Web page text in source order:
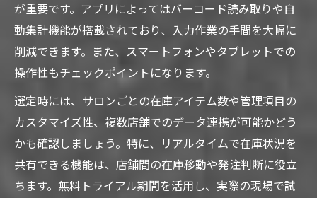
が重要です。アプリによってはバーコード読み取りや自
動集計機能が搭載されており、入力作業の手間を大幅に
削減できます。また、スマートフォンやタブレットでの
操作性もチェックポイントになります。
選定時には、サロンごとの在庫アイテム数や管理項目の
カスタマイズ性、複数店舗でのデータ連携が可能かどう
かも確認しましょう。特に、リアルタイムで在庫状況を
共有できる機能は、店舗間の在庫移動や発注判断に役立
ちます。無料トライアル期間を活用し、実際の現場で試